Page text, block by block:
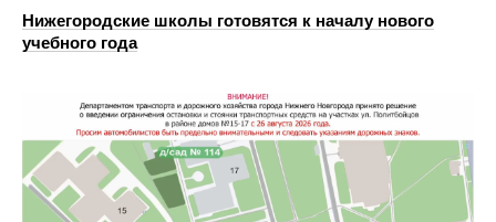
Нижегородские школы готовятся к началу нового
учебного года